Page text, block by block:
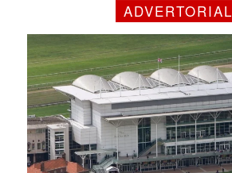
ADVERTORIAL